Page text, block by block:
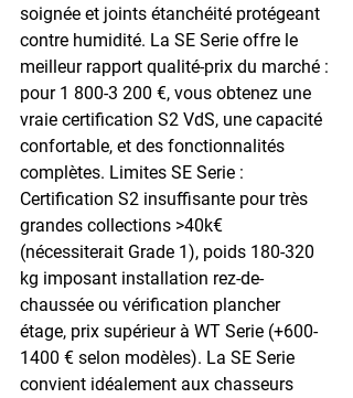
soignée et joints étanchéité protégeant
contre humidité. La SE Serie offre le
meilleur rapport qualité-prix du marché :
pour 1 800-3 200 €, vous obtenez une
vraie certification S2 VdS, une capacité
confortable, et des fonctionnalités
complètes. Limites SE Serie :
Certification S2 insuffisante pour très
grandes collections >40k€
(nécessiterait Grade 1), poids 180-320
kg imposant installation rez-de-
chaussée ou vérification plancher
étage, prix supérieur à WT Serie (+600-
1400 € selon modèles). La SE Serie
convient idéalement aux chasseurs